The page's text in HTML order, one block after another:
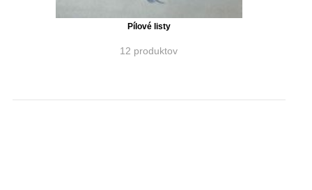
Pílové listy
12 produktov